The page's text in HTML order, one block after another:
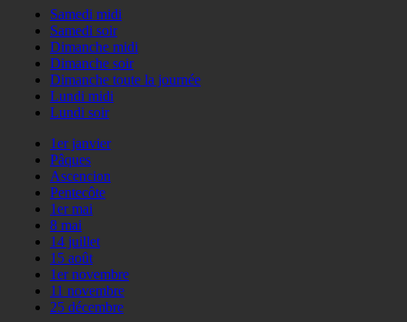
Samedi midi
Samedi soir
Dimanche midi
Dimanche soir
Dimanche toute la journée
Lundi midi
Lundi soir
1er janvier
Pâques
Ascencion
Pentecôte
1er mai
8 mai
14 juillet
15 août
1er novembre
11 novembre
25 décembre